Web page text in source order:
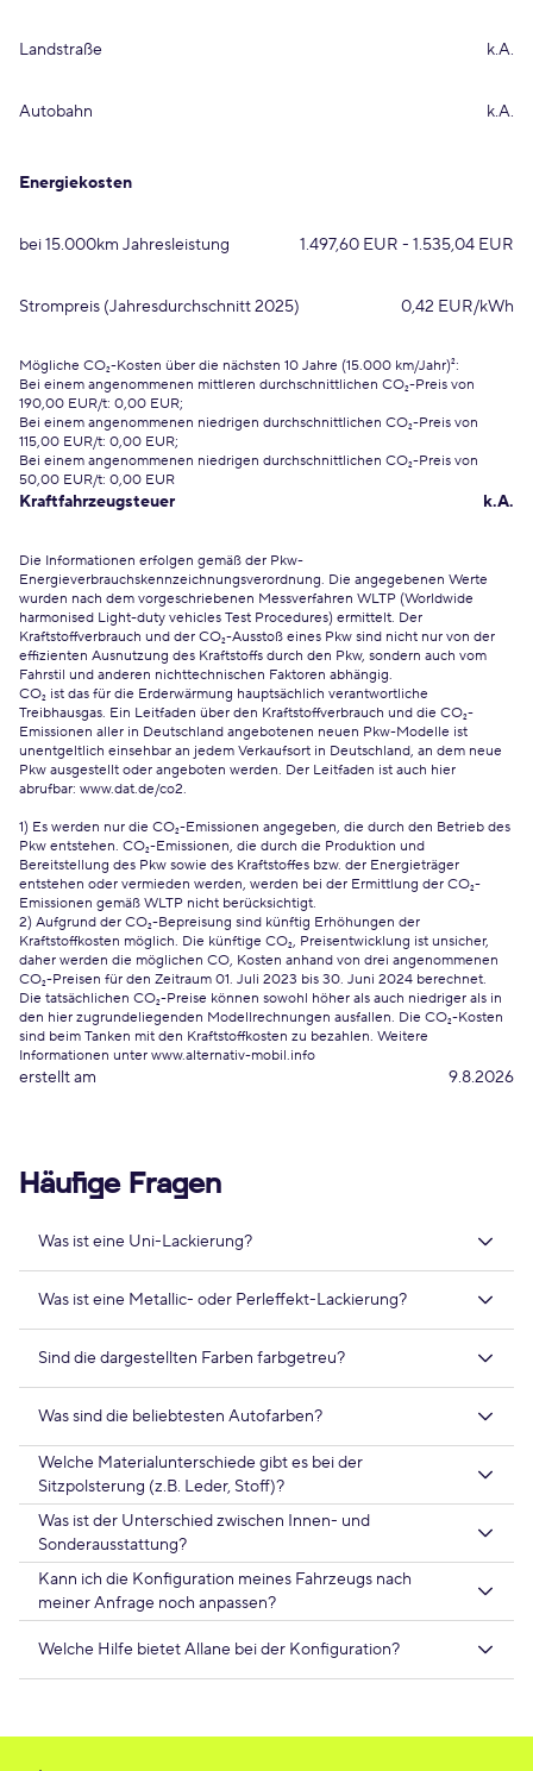
Landstraße k.A.
Autobahn k.A.
Energiekosten
bei 15.000km Jahresleistung 1.497,60 EUR - 1.535,04 EUR
Strompreis (Jahresdurchschnitt 2025) 0,42 EUR/kWh
Mögliche CO₂-Kosten über die nächsten 10 Jahre (15.000 km/Jahr)²:
Bei einem angenommenen mittleren durchschnittlichen CO₂-Preis von
190,00 EUR/t: 0,00 EUR;
Bei einem angenommenen niedrigen durchschnittlichen CO₂-Preis von
115,00 EUR/t: 0,00 EUR;
Bei einem angenommenen niedrigen durchschnittlichen CO₂-Preis von
50,00 EUR/t: 0,00 EUR
Kraftfahrzeugsteuer k.A.
Die Informationen erfolgen gemäß der Pkw-
Energieverbrauchskennzeichnungsverordnung. Die angegebenen Werte
wurden nach dem vorgeschriebenen Messverfahren WLTP (Worldwide
harmonised Light-duty vehicles Test Procedures) ermittelt. Der
Kraftstoffverbrauch und der CO₂-Ausstoß eines Pkw sind nicht nur von der
effizienten Ausnutzung des Kraftstoffs durch den Pkw, sondern auch vom
Fahrstil und anderen nichttechnischen Faktoren abhängig.
CO₂ ist das für die Erderwärmung hauptsächlich verantwortliche
Treibhausgas. Ein Leitfaden über den Kraftstoffverbrauch und die CO₂-
Emissionen aller in Deutschland angebotenen neuen Pkw-Modelle ist
unentgeltlich einsehbar an jedem Verkaufsort in Deutschland, an dem neue
Pkw ausgestellt oder angeboten werden. Der Leitfaden ist auch hier
abrufbar: www.dat.de/co2.
1) Es werden nur die CO₂-Emissionen angegeben, die durch den Betrieb des
Pkw entstehen. CO₂-Emissionen, die durch die Produktion und
Bereitstellung des Pkw sowie des Kraftstoffes bzw. der Energieträger
entstehen oder vermieden werden, werden bei der Ermittlung der CO₂-
Emissionen gemäß WLTP nicht berücksichtigt.
2) Aufgrund der CO₂-Bepreisung sind künftig Erhöhungen der
Kraftstoffkosten möglich. Die künftige CO₂, Preisentwicklung ist unsicher,
daher werden die möglichen CO, Kosten anhand von drei angenommenen
CO₂-Preisen für den Zeitraum 01. Juli 2023 bis 30. Juni 2024 berechnet.
Die tatsächlichen CO₂-Preise können sowohl höher als auch niedriger als in
den hier zugrundeliegenden Modellrechnungen ausfallen. Die CO₂-Kosten
sind beim Tanken mit den Kraftstoffkosten zu bezahlen. Weitere
Informationen unter www.alternativ-mobil.info
erstellt am 9.8.2026
Häufige Fragen
Was ist eine Uni-Lackierung?
Was ist eine Metallic- oder Perleffekt-Lackierung?
Sind die dargestellten Farben farbgetreu?
Was sind die beliebtesten Autofarben?
Welche Materialunterschiede gibt es bei der
Sitzpolsterung (z.B. Leder, Stoff)?
Was ist der Unterschied zwischen Innen- und
Sonderausstattung?
Kann ich die Konfiguration meines Fahrzeugs nach
meiner Anfrage noch anpassen?
Welche Hilfe bietet Allane bei der Konfiguration?